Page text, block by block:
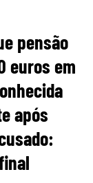
pensão
euros em
após